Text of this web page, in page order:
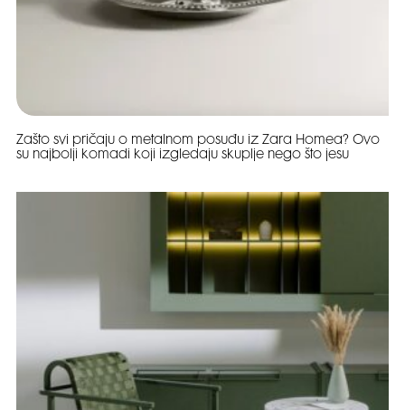
Zašto svi pričaju o metalnom posuđu iz Zara Homea? Ovo
su najbolji komadi koji izgledaju skuplje nego što jesu